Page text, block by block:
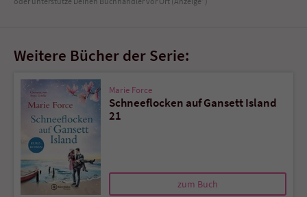
Weitere Bücher der Serie:
Marie Force
Schneeflocken auf Gansett Island
21
zum Buch